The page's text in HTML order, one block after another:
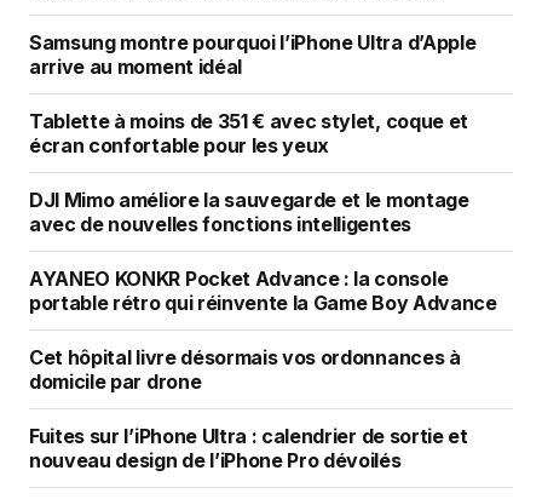
Samsung montre pourquoi l’iPhone Ultra d’Apple
arrive au moment idéal
Tablette à moins de 351 € avec stylet, coque et
écran confortable pour les yeux
DJI Mimo améliore la sauvegarde et le montage
avec de nouvelles fonctions intelligentes
AYANEO KONKR Pocket Advance : la console
portable rétro qui réinvente la Game Boy Advance
Cet hôpital livre désormais vos ordonnances à
domicile par drone
Fuites sur l’iPhone Ultra : calendrier de sortie et
nouveau design de l’iPhone Pro dévoilés